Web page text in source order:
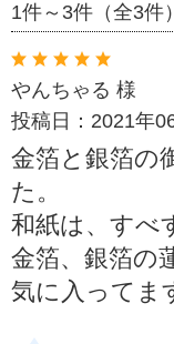
1件～3件（全3件）
やんちゃる 様
投稿日：2021年
金箔と銀箔の
た。
和紙は、すべ
金箔、銀箔の
気に入ってま